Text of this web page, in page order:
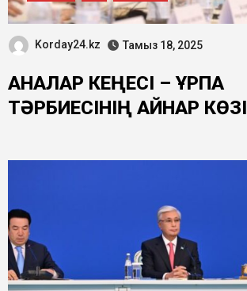
Korday24.kz Тамыз 18, 2025
АНАЛАР КЕҢЕСІ – ҰРПАҚ
ТӘРБИЕСІНІҢ ҚАЙНАР КӨЗІ